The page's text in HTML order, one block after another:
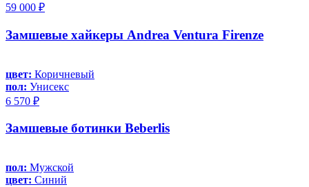
59 000 ₽
Замшевые хайкеры Andrea Ventura Firenze
цвет: Коричневый
пол: Унисекс
6 570 ₽
Замшевые ботинки Beberlis
пол: Мужской
цвет: Синий